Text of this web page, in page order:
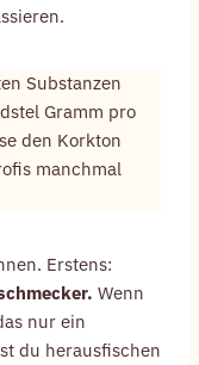
Substanzen
Gramm pro
den Korkton
manchmal
Erstens:
Wenn
nur ein
du herausfischen